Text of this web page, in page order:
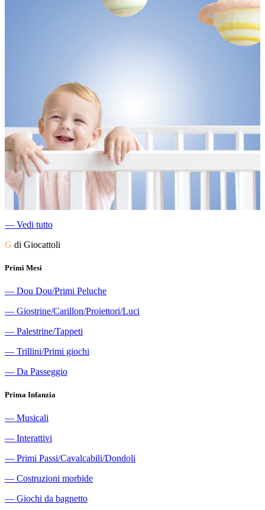
― Vedi tutto
G di Giocattoli
Primi Mesi
― Dou Dou/Primi Peluche
― Giostrine/Carillon/Proiettori/Luci
― Palestrine/Tappeti
― Trillini/Primi giochi
― Da Passeggio
Prima Infanzia
― Musicali
― Interattivi
― Primi Passi/Cavalcabili/Dondoli
― Costruzioni morbide
― Giochi da bagnetto